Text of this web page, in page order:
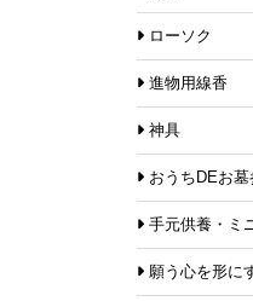
ローソク
進物用線香
神具
おうちDEお墓
手元供養・ミ
願う心を形に